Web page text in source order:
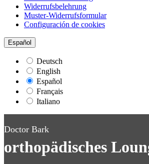
Widerrufsbelehrung
Muster-Widerrufsformular
Configuración de cookies
Español
Deutsch
English
Español
Français
Italiano
Doctor Bark
orthopädisches